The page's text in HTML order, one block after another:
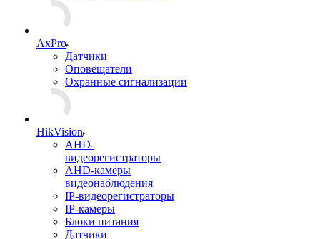
AxPro
Датчики
Оповещатели
Охранные сигнализации
HikVision
AHD-
видеорегистраторы
AHD-камеры
видеонаблюдения
IP-видеорегистраторы
IP-камеры
Блоки питания
Датчики